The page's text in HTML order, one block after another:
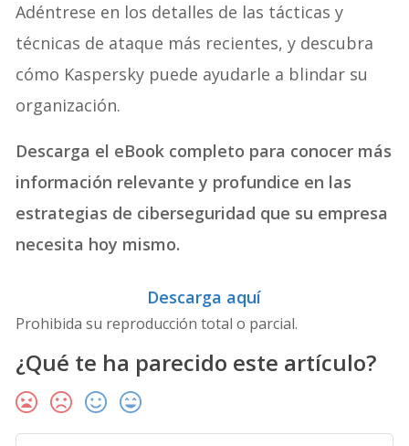
Adéntrese en los detalles de las tácticas y
técnicas de ataque más recientes, y descubra
cómo Kaspersky puede ayudarle a blindar su
organización.
Descarga el eBook completo para conocer más
información relevante y profundice en las
estrategias de ciberseguridad que su empresa
necesita hoy mismo.
Descarga aquí
Prohibida su reproducción total o parcial.
¿Qué te ha parecido este artículo?